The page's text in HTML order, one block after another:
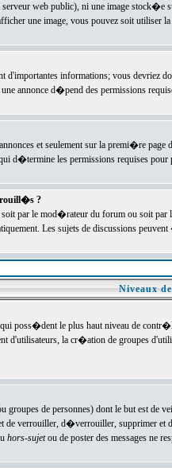
web public), ni une image stock�e
une image, vous pouvez soit
d'importantes informations; vous devriez
annonce d�pend des permissions
et seulement sur la premi�re
d�termine les permissions requises pour
?
par le mod�rateur du forum ou soit par
Les sujets de discussions
Niveaux
poss�dent le plus haut niveau de
d'utilisateurs, la cr�ation de groupes
groupes de personnes) dont le but est de
de verrouiller, d�verrouiller, supprimer
hors-sujetou de poster des messages ne